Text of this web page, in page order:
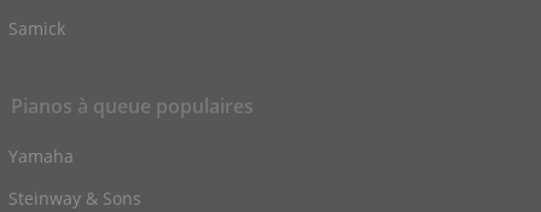
Samick
Pianos à queue populaires
Yamaha
Steinway & Sons